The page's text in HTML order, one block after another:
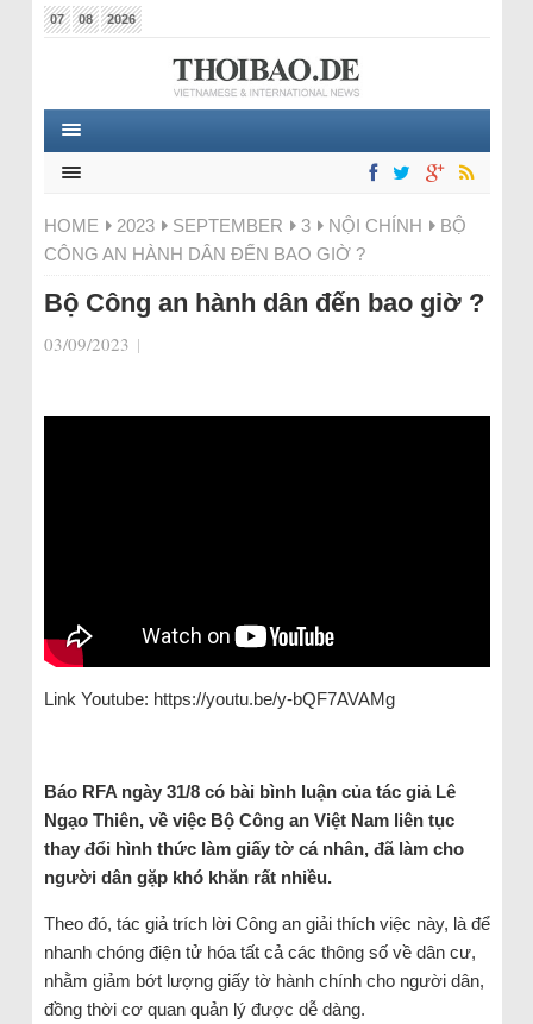
07 08 2026
HOME 2023 SEPTEMBER 3 NỘI CHÍNH
BỘ
CÔNG AN HÀNH DÂN ĐẾN BAO GIỜ ?
Bộ Công an hành dân đến bao giờ ?
03/09/2023 |
Link Youtube: https://youtu.be/y-bQF7AVAMg
Báo RFA ngày 31/8 có bài bình luận của tác giả Lê
Ngạo Thiên, về việc Bộ Công an Việt Nam liên tục
thay đổi hình thức làm giấy tờ cá nhân, đã làm cho
người dân gặp khó khăn rất nhiều.
Theo đó, tác giả trích lời Công an giải thích việc này, là để
nhanh chóng điện tử hóa tất cả các thông số về dân cư,
nhằm giảm bớt lượng giấy tờ hành chính cho người dân,
đồng thời cơ quan quản lý được dễ dàng.